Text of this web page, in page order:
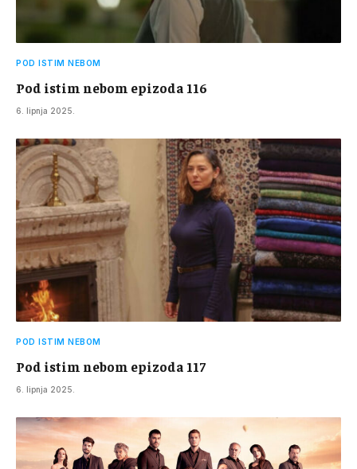
POD ISTIM NEBOM
Pod istim nebom epizoda 116
6. lipnja 2025.
POD ISTIM NEBOM
Pod istim nebom epizoda 117
6. lipnja 2025.